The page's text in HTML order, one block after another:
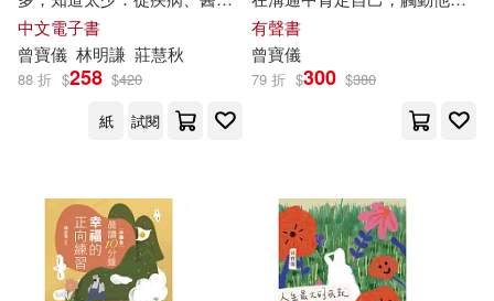
到全人健康，與10位專家的深
度對話 (電子書)
中文電子書
曾寶儀 林明謙 莊慧秋
88 折 $258 $420
紙
試閱
(有聲書)
有聲書
曾寶儀
79 折 $300 $380